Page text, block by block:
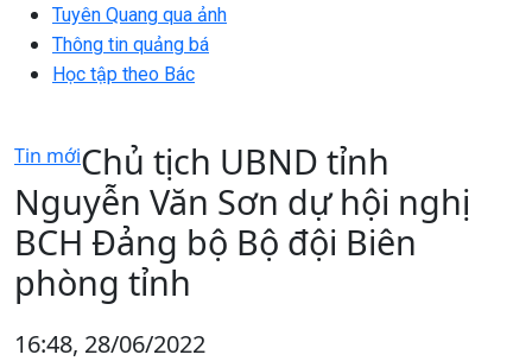
Tuyên Quang qua ảnh
Thông tin quảng bá
Học tập theo Bác
Tin mớiChủ tịch UBND tỉnh
Nguyễn Văn Sơn dự hội nghị
BCH Đảng bộ Bộ đội Biên
phòng tỉnh
16:48, 28/06/2022